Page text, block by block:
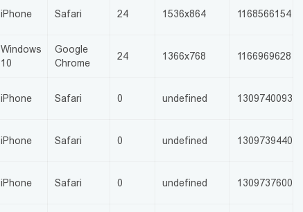
iPhone Safari 24 1536x864 1168566154
Windows
10
Google
Chrome
24 1366x768 1166969628
iPhone Safari 0 undefined 1309740093
iPhone Safari 0 undefined 1309739440
iPhone Safari 0 undefined 1309737600